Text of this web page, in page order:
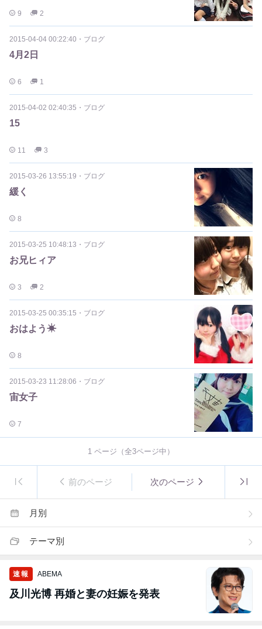
9 2
2015-04-04 00:22:40 ・ ブログ
4月2日
6 1
2015-04-02 02:40:35 ・ ブログ
15
11 3
2015-03-26 13:55:19 ・ ブログ
緩く
8
2015-03-25 10:48:13 ・ ブログ
お兄ヒィア
3 2
2015-03-25 00:35:15 ・ ブログ
おはよう☀︎
8
2015-03-23 11:28:06 ・ ブログ
宙女子
7
1 ページ（全3ページ中）
前のページ 次のページ
月別
テーマ別
速報 ABEMA
及川光博 再婚と妻の妊娠を発表